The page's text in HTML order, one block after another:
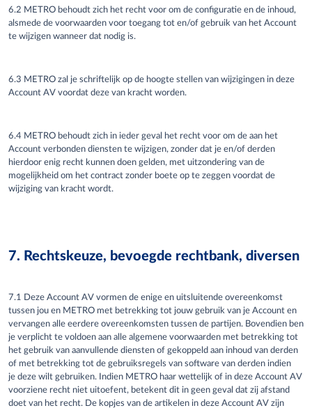
6.2 METRO behoudt zich het recht voor om de configuratie en de inhoud,
alsmede de voorwaarden voor toegang tot en/of gebruik van het Account
te wijzigen wanneer dat nodig is.
6.3 METRO zal je schriftelijk op de hoogte stellen van wijzigingen in deze
Account AV voordat deze van kracht worden.
6.4 METRO behoudt zich in ieder geval het recht voor om de aan het
Account verbonden diensten te wijzigen, zonder dat je en/of derden
hierdoor enig recht kunnen doen gelden, met uitzondering van de
mogelijkheid om het contract zonder boete op te zeggen voordat de
wijziging van kracht wordt.
7. Rechtskeuze, bevoegde rechtbank, diversen
7.1 Deze Account AV vormen de enige en uitsluitende overeenkomst
tussen jou en METRO met betrekking tot jouw gebruik van je Account en
vervangen alle eerdere overeenkomsten tussen de partijen. Bovendien ben
je verplicht te voldoen aan alle algemene voorwaarden met betrekking tot
het gebruik van aanvullende diensten of gekoppeld aan inhoud van derden
of met betrekking tot de gebruiksregels van software van derden indien
je deze wilt gebruiken. Indien METRO haar wettelijk of in deze Account AV
voorziene recht niet uitoefent, betekent dit in geen geval dat zij afstand
doet van het recht. De kopjes van de artikelen in deze Account AV zijn